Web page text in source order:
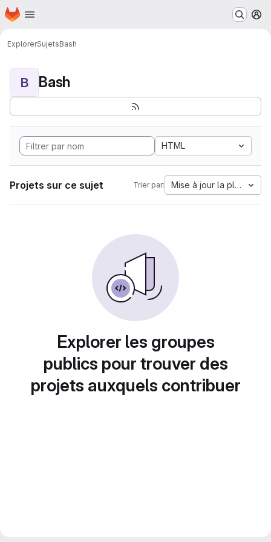
Passer au contenu principal
Page d'accueil
ExplorerSujetsBash
B Bash
HTML
Projets sur ce sujet Trier par: Mise à jour la plus
Explorer les groupes
publics pour trouver des
projets auxquels contribuer